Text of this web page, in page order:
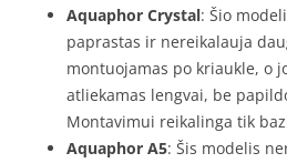
Aquaphor Crystal: Šio
paprastas ir nereikalauja
montuojamas po kriaukle, o
atliekamas lengvai, be
Montavimui reikalinga tik
Aquaphor A5: Šis modelis